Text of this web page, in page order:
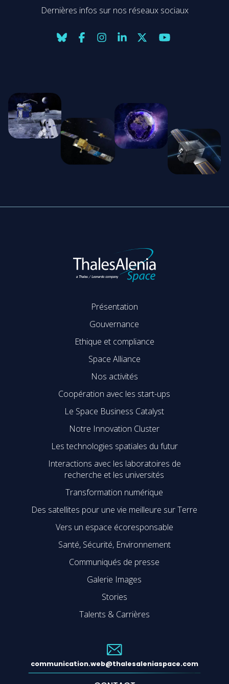
Dernières infos sur nos réseaux sociaux
Présentation
Gouvernance
Ethique et compliance
Space Alliance
Nos activités
Coopération avec les start-ups
Le Space Business Catalyst
Notre Innovation Cluster
Les technologies spatiales du futur
Interactions avec les laboratoires de
recherche et les universités
Transformation numérique
Des satellites pour une vie meilleure sur Terre
Vers un espace écoresponsable
Santé, Sécurité, Environnement
Communiqués de presse
Galerie Images
Stories
Talents & Carrières
communication.web@thalesaleniaspace.com